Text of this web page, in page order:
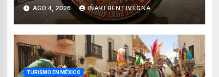
AGO 4, 2026 IÑAKI BENTIVEGNA
TURISMO EN MÉXICO